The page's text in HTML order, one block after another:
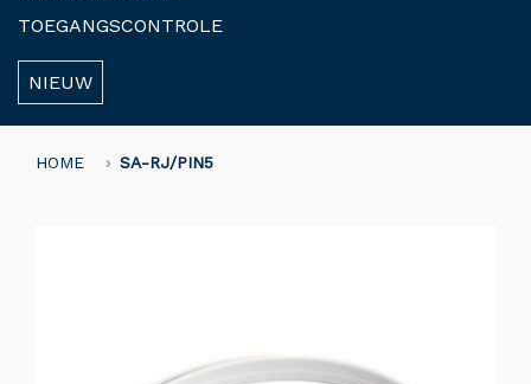
TOEGANGSCONTROLE
NIEUW
HOME SA-RJ/PIN5